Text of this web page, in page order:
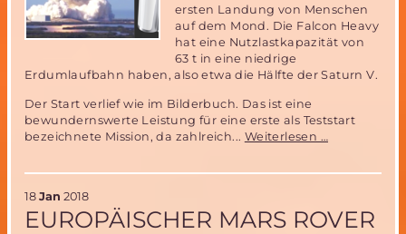
ersten Landung von Menschen
auf dem Mond. Die Falcon Heavy
hat eine Nutzlastkapazität von
63 t in eine niedrige
Erdumlaufbahn haben, also etwa die Hälfte der Saturn V.
Der Start verlief wie im Bilderbuch. Das ist eine
bewundernswerte Leistung für eine erste als Teststart
bezeichnete Mission, da zahlreich... Weiterlesen …
erster
18 Jan 2018
EUROPÄISCHER MARS ROVER